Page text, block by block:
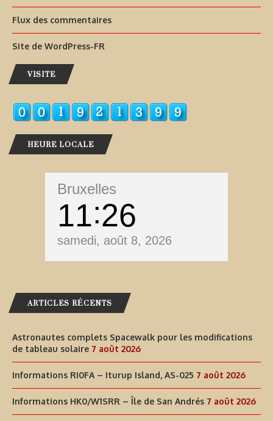
Flux des commentaires
Site de WordPress-FR
VISITE
HEURE LOCALE
Bruxelles
11 27
samedi, août 8, 2026
ARTICLES RÉCENTS
Astronautes complets Spacewalk pour les modifications
de tableau solaire 7 août 2026
Informations RI0FA – Iturup Island, AS-025 7 août 2026
Informations HK0/W1SRR – Île de San Andrés 7 août 2026